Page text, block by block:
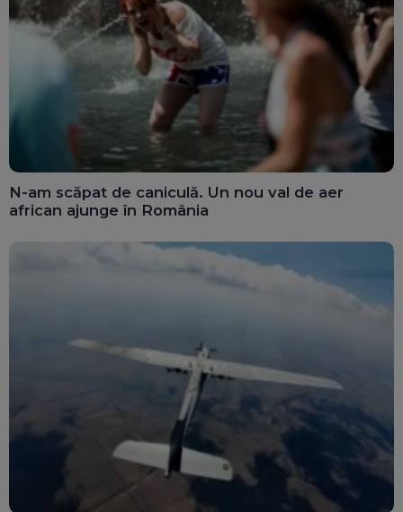
N-am scăpat de caniculă. Un nou val de aer
african ajunge în România